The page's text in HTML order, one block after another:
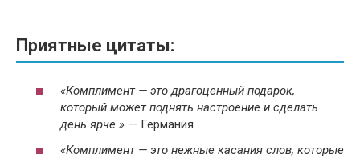
Приятные цитаты:
«Комплимент — это драгоценный подарок,
который может поднять настроение и сделать
день ярче.» — Германия
«Комплимент — это нежные касания слов, которые